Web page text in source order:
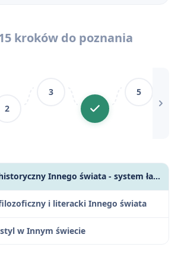
kroków do poznania
2
3
5
- motywy literackie
- konteksty
- streszczenie krótkie i szczegółowe
Kontekst historyczny Innego świata - system łagrowy w ZSRR
i literacki Innego świata
w Innym świecie